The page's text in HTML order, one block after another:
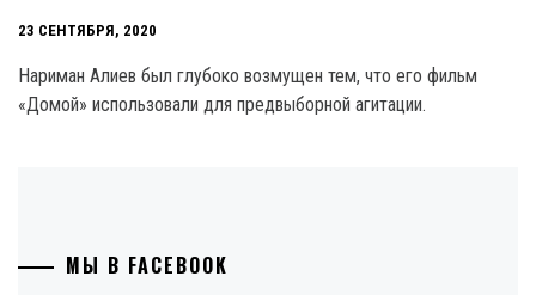
23 СЕНТЯБРЯ, 2020
Нариман Алиев был глубоко возмущен тем, что его фильм
«Домой» использовали для предвыборной агитации.
МЫ В FACEBOOK